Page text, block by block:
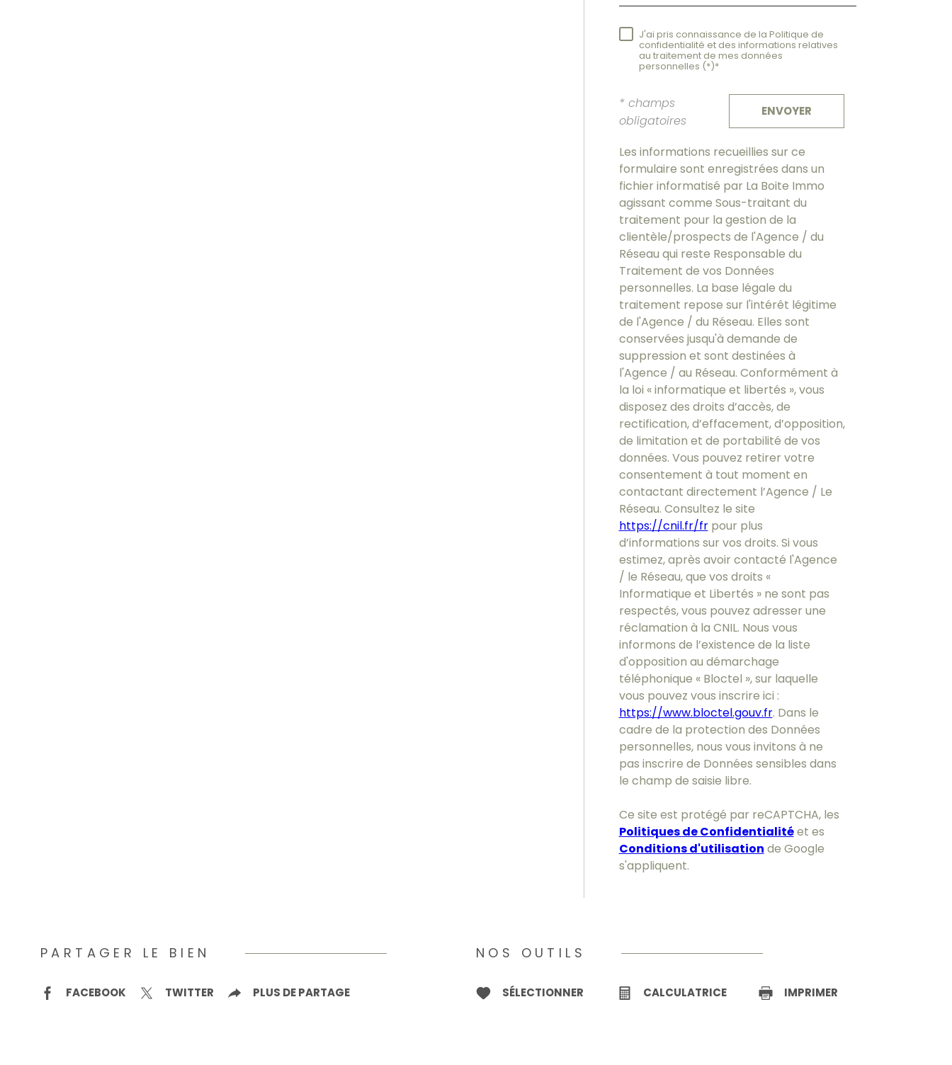
J'ai pris connaissance de la Politique de
confidentialité et des informations relatives
au traitement de mes données
personnelles (*)*
* champs
obligatoires
ENVOYER
Les informations recueillies sur ce
formulaire sont enregistrées dans un
fichier informatisé par La Boite Immo
agissant comme Sous-traitant du
traitement pour la gestion de la
clientèle/prospects de l'Agence / du
Réseau qui reste Responsable du
Traitement de vos Données
personnelles. La base légale du
traitement repose sur l'intérêt légitime
de l'Agence / du Réseau. Elles sont
conservées jusqu'à demande de
suppression et sont destinées à
l'Agence / au Réseau. Conformément à
la loi « informatique et libertés », vous
disposez des droits d’accès, de
rectification, d’effacement, d’opposition,
de limitation et de portabilité de vos
données. Vous pouvez retirer votre
consentement à tout moment en
contactant directement l’Agence / Le
Réseau. Consultez le site
https://cnil.fr/frpour plus
d’informations sur vos droits. Si vous
estimez, après avoir contacté l'Agence
/ le Réseau, que vos droits «
Informatique et Libertés » ne sont pas
respectés, vous pouvez adresser une
réclamation à la CNIL. Nous vous
informons de l’existence de la liste
d'opposition au démarchage
téléphonique « Bloctel », sur laquelle
vous pouvez vous inscrire ici :
https://www.bloctel.gouv.fr. Dans le
cadre de la protection des Données
personnelles, nous vous invitons à ne
pas inscrire de Données sensibles dans
le champ de saisie libre.
Ce site est protégé par reCAPTCHA, les
Politiques de Confidentialitéet es
Conditions d'utilisation de Google
s'appliquent.
PARTAGER LE BIEN
FACEBOOK TWITTER PLUS DE PARTAGE
NOS OUTILS
SÉLECTIONNER CALCULATRICE IMPRIMER